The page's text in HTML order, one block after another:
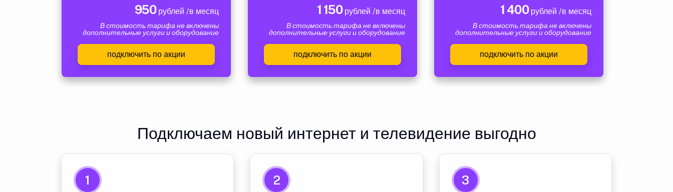
950рублей /в месяц
В стоимость тарифа не включены
дополнительные услуги и оборудование
подключить по акции
1 150рублей /в месяц
В стоимость тарифа не включены
дополнительные услуги и оборудование
подключить по акции
1 400рублей /в месяц
В стоимость тарифа не включены
дополнительные услуги и оборудование
подключить по акции
Подключаем новый интернет и телевидение выгодно
1 2 3